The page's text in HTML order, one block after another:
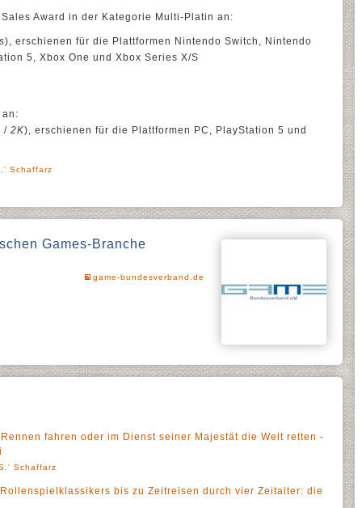
Award in der Kategorie Multi-Platin an:
), erschienen für die Plattformen Nintendo Switch, Nintendo
5, Xbox One und Xbox Series X/S
/ 2K), erschienen für die Plattformen PC, PlayStation 5 und
Schaffarz
Games-Branche
game-bundesverband.de
fahren oder im Dienst seiner Majestät die Welt retten -
Schaffarz
bis zu Zeitreisen durch vier Zeitalter: die